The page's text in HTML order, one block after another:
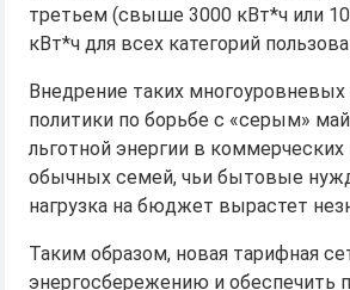
третьем (свыше 3000 кВт*ч или
кВт*ч для всех категорий
Внедрение таких
политики по борьбе с «серым»
льготной энергии в
обычных семей, чьи бытовые
нагрузка на бюджет вырастет
Таким образом, новая тарифная
энергосбережению и обеспечить